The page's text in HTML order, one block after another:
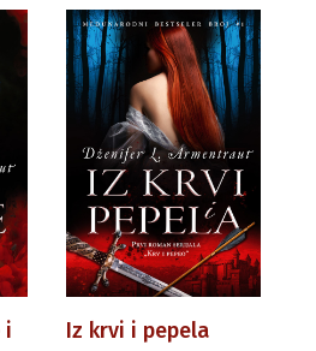
i
Iz krvi i pepela